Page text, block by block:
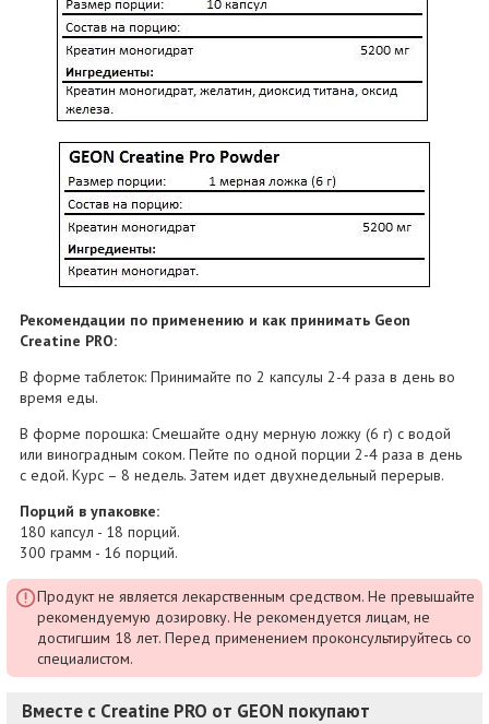
Рекомендации по применению и как принимать Geon
Creatine PRO:
В форме таблеток: Принимайте по 2 капсулы 2-4 раза в день во
время еды.
В форме порошка: Смешайте одну мерную ложку (6 г) с водой
или виноградным соком. Пейте по одной порции 2-4 раза в день
с едой. Курс – 8 недель. Затем идет двухнедельный перерыв.
Порций в упаковке:
180 капсул - 18 порций.
300 грамм - 16 порций.
Продукт не является лекарственным средством. Не превышайте
рекомендуемую дозировку. Не рекомендуется лицам, не
достигшим 18 лет. Перед применением проконсультируйтесь со
специалистом.
Вместе с Creatine PRO от GEON покупают